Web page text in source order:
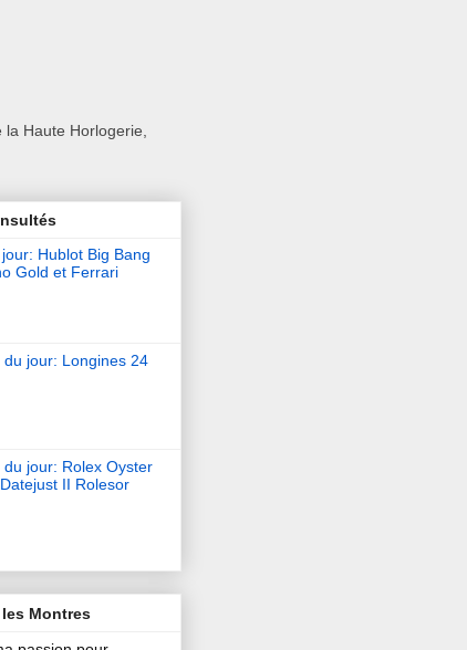
Haute Horlogerie,
Hublot Big Bang
Gold et Ferrari
du jour: Longines 24
du jour: Rolex Oyster
II Rolesor
Montres